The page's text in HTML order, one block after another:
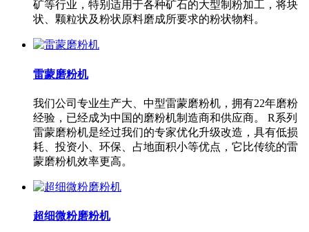
矿等行业，特别适用于各种矿石的大型制粉加工，将块
状、颗粒状及粉状原料磨成所要求的粉状物料。
雷蒙磨粉机
我们公司专业生产大、中型雷蒙磨粉机，拥有22年磨粉
经验，已经成为中国的磨粉机制造商和供应商。 R系列
雷蒙磨粉机是经过我们的专家优化升级改造，具有低损
耗、投资小、环保、占地面积小等优点，它比传统的雷
蒙磨粉机效率更高。
超细微粉磨粉机